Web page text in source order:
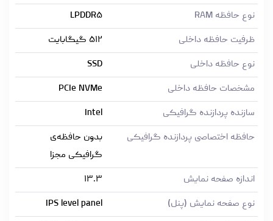
نوع حافظه RAM
LPDDR۵
ظرفیت حافظه داخلی
۵۱۲ گیگابایت
نوع حافظه داخلی
SSD
مشخصات حافظه داخلی
PCIe NVMe
سازنده پردازنده گرافیکی
Intel
حافظه اختصاصی پردازنده گرافیکی
بدون حافظه‌ی
گرافیکی مجزا
اندازه صفحه نمایش
۱۳.۳
نوع صفحه نمایش (پنل)
IPS level panel